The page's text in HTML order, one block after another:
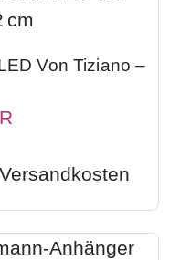
Von Tiziano –
Versandkosten